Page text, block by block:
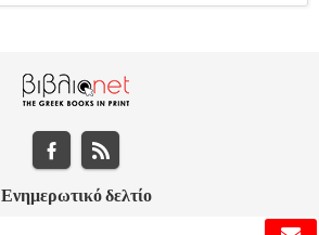
Ενημερωτικό δελτίο